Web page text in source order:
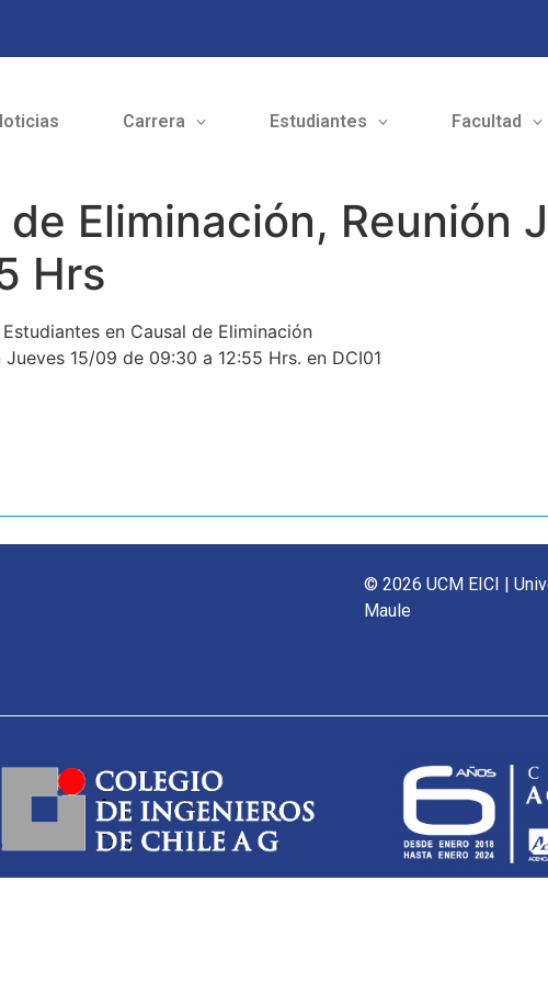
Carrera Estudiantes Facultad
Eliminación, Reunión
Hrs
Estudiantes en Causal de Eliminación
Jueves 15/09 de 09:30 a 12:55 Hrs. en DCI01
© 2026 UCM EICI |
Maule